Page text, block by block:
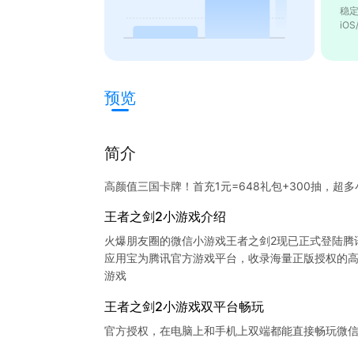
稳
预览
简介
高颜值三国卡牌！首充1元=648礼包+300抽，超多
王者之剑2小游戏介绍
火爆朋友圈的微信小游戏王者之剑2现已正式登陆腾
应用宝为腾讯官方游戏平台，收录海量正版授权的
王者之剑2小游戏双平台畅玩
官方授权，在电脑上和手机上双端都能直接畅玩微